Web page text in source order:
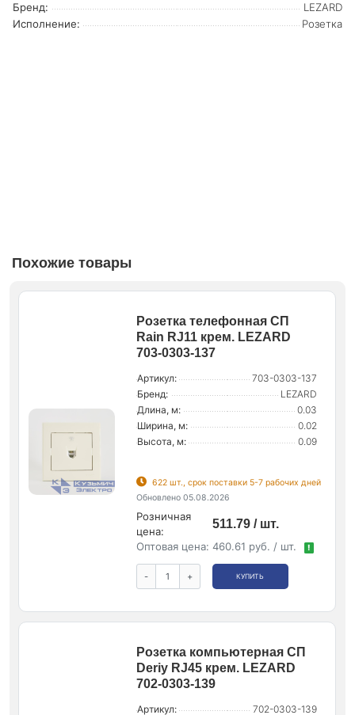
Бренд:
LEZARD
Исполнение:
Розетка
Похожие товары
Розетка телефонная СП
Rain RJ11 крем. LEZARD
703-0303-137
Артикул:
703-0303-137
Бренд:
LEZARD
Длина, м:
0.03
Ширина, м:
0.02
Высота, м:
0.09
622 шт., срок поставки 5-7 рабочих дней
Обновлено 05.08.2026
Розничная
цена:
511.79 / шт.
Оптовая цена: 460.61 руб. / шт. !
- + КУПИТЬ
Розетка компьютерная СП
Deriy RJ45 крем. LEZARD
702-0303-139
Артикул: 702-0303-139